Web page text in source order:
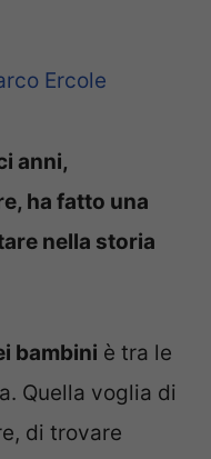
Ercole
anni,
ha fatto una
nella storia
bambini è tra le
Quella voglia di
di trovare